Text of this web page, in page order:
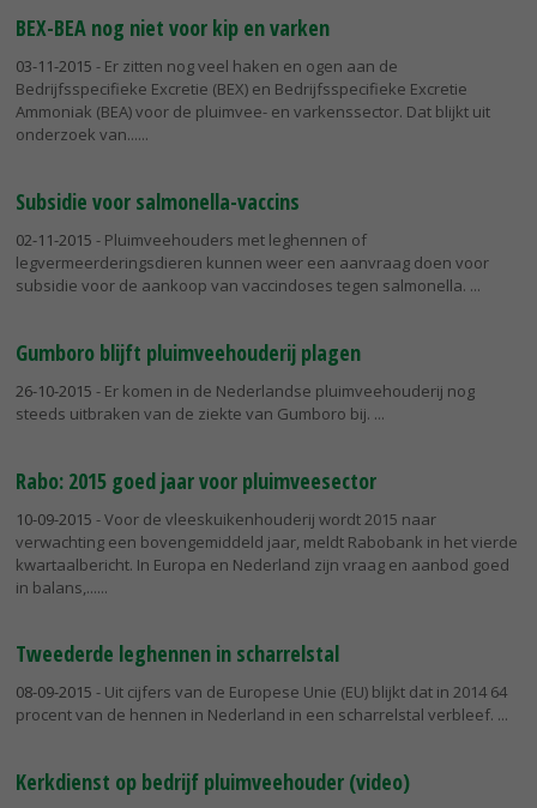
BEX-BEA nog niet voor kip en varken
03-11-2015 - Er zitten nog veel haken en ogen aan de
Bedrijfsspecifieke Excretie (BEX) en Bedrijfsspecifieke Excretie
Ammoniak (BEA) voor de pluimvee- en varkenssector. Dat blijkt uit
onderzoek van...
Subsidie voor salmonella-vaccins
02-11-2015 - Pluimveehouders met leghennen of
legvermeerderingsdieren kunnen weer een aanvraag doen voor
subsidie voor de aankoop van vaccindoses tegen salmonella.
Gumboro blijft pluimveehouderij plagen
26-10-2015 - Er komen in de Nederlandse pluimveehouderij nog
steeds uitbraken van de ziekte van Gumboro bij.
Rabo: 2015 goed jaar voor pluimveesector
10-09-2015 - Voor de vleeskuikenhouderij wordt 2015 naar
verwachting een bovengemiddeld jaar, meldt Rabobank in het vierde
kwartaalbericht. In Europa en Nederland zijn vraag en aanbod goed
in balans,...
Tweederde leghennen in scharrelstal
08-09-2015 - Uit cijfers van de Europese Unie (EU) blijkt dat in 2014 64
procent van de hennen in Nederland in een scharrelstal verbleef.
Kerkdienst op bedrijf pluimveehouder (video)